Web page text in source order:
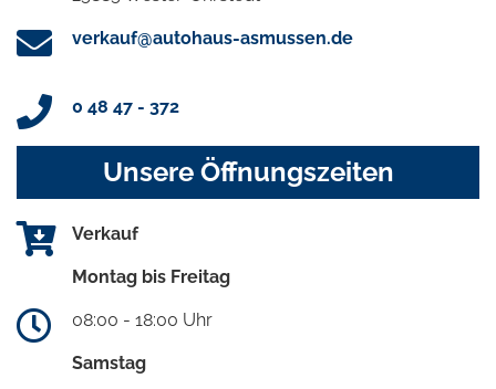
verkauf@autohaus-asmussen.de
0 48 47 - 372
Unsere Öffnungszeiten
Verkauf
Montag bis Freitag
08:00 - 18:00 Uhr
Samstag